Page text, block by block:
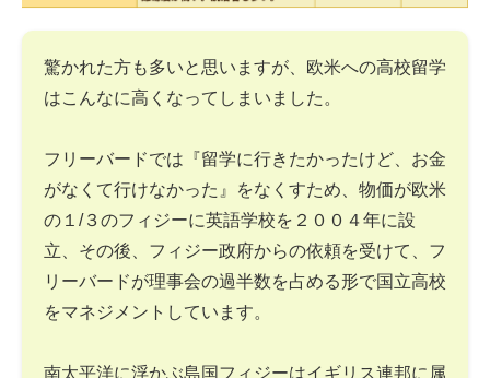
驚かれた方も多いと思いますが、欧米への高校留学
はこんなに高くなってしまいました。
フリーバードでは『留学に行きたかったけど、お金
がなくて行けなかった』をなくすため、物価が欧米
の１/３のフィジーに英語学校を２００４年に設
立、その後、フィジー政府からの依頼を受けて、フ
リーバードが理事会の過半数を占める形で国立高校
をマネジメントしています。
南太平洋に浮かぶ島国フィジーはイギリス連邦に属